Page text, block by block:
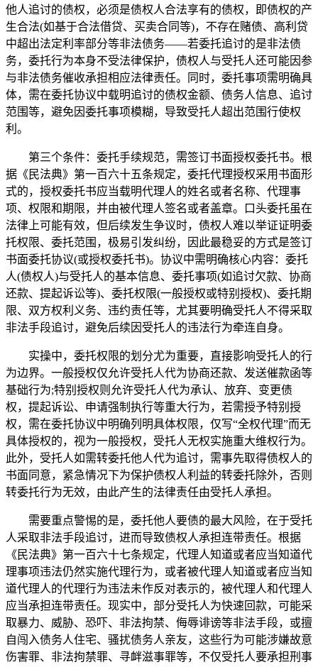
他人追讨的债权，必须是债权人合法享有的债权，即债权的产
生合法(如基于合法借贷、买卖合同等)，不存在赌债、高利贷
中超出法定利率部分等非法债务——若委托追讨的是非法债
务，委托行为本身不受法律保护，债权人与受托人还可能因参
与非法债务催收承担相应法律责任。同时，委托事项需明确具
体，需在委托协议中载明追讨的债权金额、债务人信息、追讨
范围等，避免因委托事项模糊，导致受托人超出范围行使权
利。
第三个条件：委托手续规范，需签订书面授权委托书。根
据《民法典》第一百六十五条规定，委托代理授权采用书面形
式的，授权委托书应当载明代理人的姓名或者名称、代理事
项、权限和期限，并由被代理人签名或者盖章。口头委托虽在
法律上可能有效，但后续发生争议时，债权人难以举证证明委
托权限、委托范围，极易引发纠纷，因此最稳妥的方式是签订
书面委托协议(或授权委托书)。协议中需明确核心内容：委托
人(债权人)与受托人的基本信息、委托事项(如追讨欠款、协商
还款、提起诉讼等)、委托权限(一般授权或特别授权)、委托期
限、双方权利义务、违约责任等，尤其要明确受托人不得采取
非法手段追讨，避免后续因受托人的违法行为牵连自身。
实操中，委托权限的划分尤为重要，直接影响受托人的行
为边界。一般授权仅允许受托人代为协商还款、发送催款函等
基础行为;特别授权则允许受托人代为承认、放弃、变更债
权，提起诉讼、申请强制执行等重大行为，若需授予特别授
权，需在委托协议中明确列明具体权限，仅写“全权代理”而无
具体授权的，视为一般授权，受托人无权实施重大维权行为。
此外，受托人如需转委托他人代为追讨，需事先取得债权人的
书面同意，紧急情况下为保护债权人利益的转委托除外，否则
转委托行为无效，由此产生的法律责任由受托人承担。
需要重点警惕的是，委托他人要债的最大风险，在于受托
人采取非法手段追讨，进而导致债权人承担连带责任。根据
《民法典》第一百六十七条规定，代理人知道或者应当知道代
理事项违法仍然实施代理行为，或者被代理人知道或者应当知
道代理人的代理行为违法未作反对表示的，被代理人和代理人
应当承担连带责任。现实中，部分受托人为快速回款，可能采
取暴力、威胁、恐吓、非法拘禁、侮辱诽谤等非法手段，或擅
自闯入债务人住宅、骚扰债务人亲友，这些行为可能涉嫌故意
伤害罪、非法拘禁罪、寻衅滋事罪等，不仅受托人要承担刑事